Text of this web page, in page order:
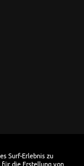
Surf-Erlebnis zu
die Erstellung von